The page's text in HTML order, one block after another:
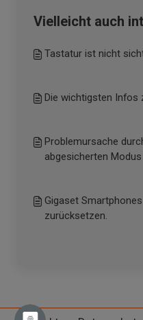
Vielleicht auch
Tastatur ist nicht
Die wichtigsten Infos
Problemursache
abgesicherten
Gigaset
zurücksetzen.